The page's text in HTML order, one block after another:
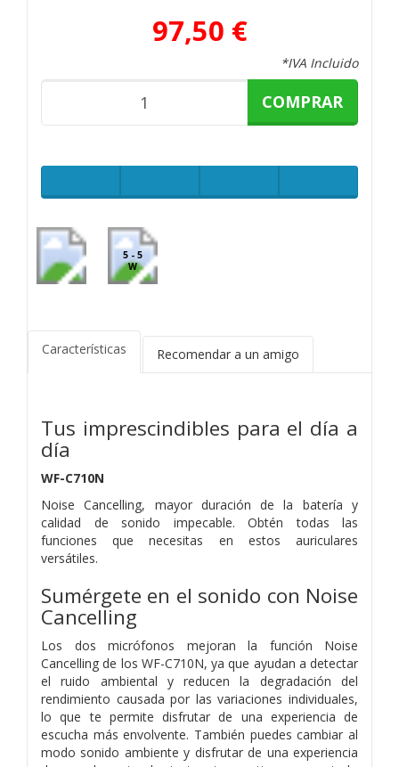
97,50 €
*IVA Incluido
COMPRAR
5 - 5
W
Características Recomendar a un amigo
Tus imprescindibles para el día a
día
WF-C710N
Noise Cancelling, mayor duración de la batería y
calidad de sonido impecable. Obtén todas las
funciones que necesitas en estos auriculares
versátiles.
Sumérgete en el sonido con Noise
Cancelling
Los dos micrófonos mejoran la función Noise
Cancelling de los WF-C710N, ya que ayudan a detectar
el ruido ambiental y reducen la degradación del
rendimiento causada por las variaciones individuales,
lo que te permite disfrutar de una experiencia de
escucha más envolvente. También puedes cambiar al
modo sonido ambiente y disfrutar de una experiencia